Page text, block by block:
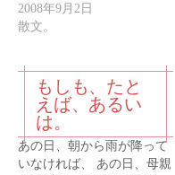
2008年9月2日
散文。
もしも、たと
えば、あるい
は。
あの日、朝から雨が降って
いなければ、 あの日、母親